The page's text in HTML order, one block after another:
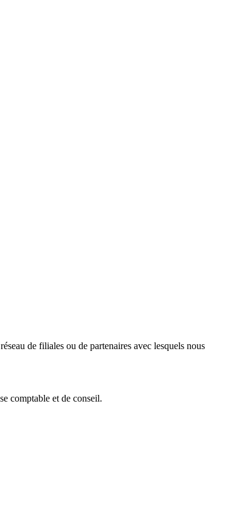
de filiales ou de partenaires avec lesquels nous
comptable et de conseil.